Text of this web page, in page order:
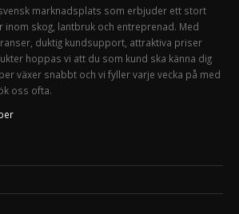
marknadsplats som erbjuder ett stort
skog, lantbruk och entreprenad. Med
duktig kundsupport, attraktiva priser
hoppas vi att du som kund ska känna dig
växer snabbt och vi fyller varje vecka på med
oss ofta.